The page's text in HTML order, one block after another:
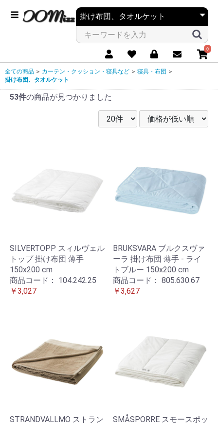
0
全ての商品 ＞ カーテン・クッション・寝具など ＞ 寝具・布団 ＞
掛け布団、タオルケット
53件の商品が見つかりました
SILVERTOPP スィルヴェル
トップ 掛け布団 薄手
150x200 cm
商品コード： 104.242.25
￥3,027
BRUKSVARA ブルクスヴァ
ーラ 掛け布団 薄手 - ライ
トブルー 150x200 cm
商品コード： 805.630.67
￥3,627
STRANDVALLMO ストラン
SMÅSPORRE スモースポッ